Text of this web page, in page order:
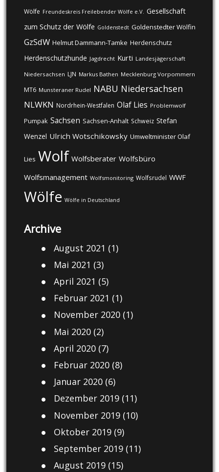
Wölfe Freundeskreis Freilebender Wölfe e.V. Gesellschaft
zum Schutz der Wölfe Goldenstedt Goldenstedter Wölfin
GzSdW Helmut Dammann-Tamke Herdenschutz
Herdenschutzhunde Jagdrecht Kurti Landesjägerschaft
Niedersachsen LJN Markus Bathen Mecklenburg Vorpommern
MT6 Munsteraner Rudel NABU Niedersachsen
NLWKN Nordrhein-Westfalen Olaf Lies Problemwolf
Pumpak Sachsen Sachsen-Anhalt Schweiz Stefan
Wenzel Ulrich Wotschikowsky Umweltminister Olaf
Lies Wolf Wolfsberater Wolfsbüro
Wolfsmanagement Wolfsmonitoring Wolfsrudel WWF
Wölfe Wölfe in Deutschland
Archive
August 2021 (1)
Mai 2021 (3)
April 2021 (5)
Februar 2021 (1)
November 2020(1)
Mai 2020(2)
April 2020(7)
Februar 2020(8)
Januar 2020(6)
Dezember 2019(11)
November 2019(10)
Oktober 2019(9)
September 2019(11)
August 2019(15)